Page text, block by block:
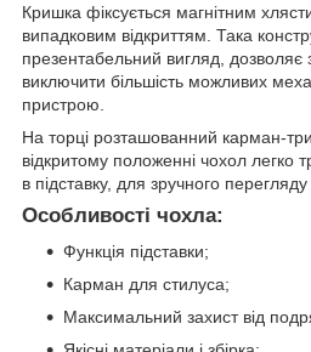
Кришка фіксується магнітним
випадковим відкриттям. Така
презентабельний вигляд, дозволяє
виключити більшість можливих
пристрою.
На торці розташованний карман-
відкритому положенні чохол легко
в підставку, для зручного перегляду
Особливості чохла:
Функція підставки;
Карман для стилуса;
Максимальний захист від